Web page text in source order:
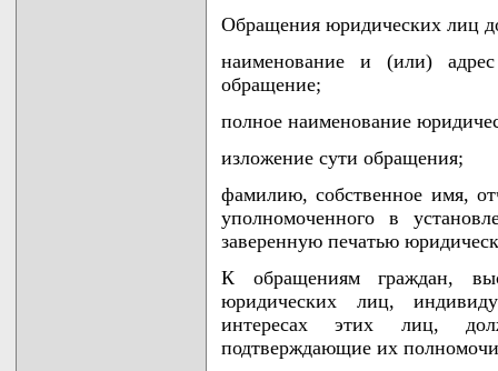
Обращения юридических лиц
наименование и (или)
обращение;
полное наименование
изложение сути обращения;
фамилию, собственное имя,
уполномоченного в
заверенную печатью
К обращениям граждан,
юридических лиц,
интересах этих лиц,
подтверждающие их